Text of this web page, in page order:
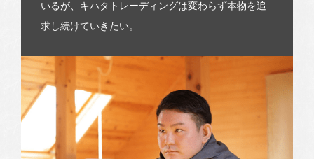
いるが、キハタトレーディングは変わらず本物を追
求し続けていきたい。